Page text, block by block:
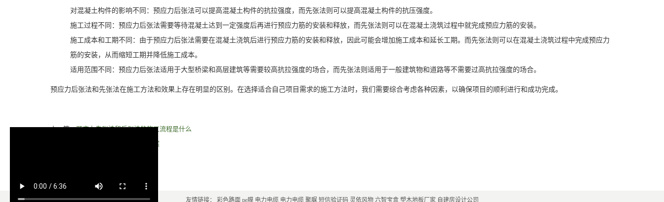
对混凝土构件的影响不同：预应力后张法可以提高混凝土构件的抗拉强度，而先张法则可以提高混凝土构件的抗压强度。
施工过程不同：预应力后张法需要等待混凝土达到一定强度后再进行预应力筋的安装和释放，而先张法则可以在混凝土浇筑过程中就完成预应力筋的安装。
施工成本和工期不同：由于预应力后张法需要在混凝土浇筑后进行预应力筋的安装和释放，因此可能会增加施工成本和延长工期。而先张法则可以在混凝土浇筑过程中完成预应力
筋的安装，从而缩短工期并降低施工成本。
适用范围不同：预应力后张法适用于大型桥梁和高层建筑等需要较高抗拉强度的场合，而先张法则适用于一般建筑物和道路等不需要过高抗拉强度的场合。
预应力后张法和先张法在施工方法和效果上存在明显的区别。在选择适合自己项目需求的施工方法时，我们需要综合考虑各种因素，以确保项目的顺利进行和成功完成。
上一篇：预应力先张法和后张法的施工流程是什么
预应力混凝土先张法施工方案
友情链接： 彩色路面 pe膜 电力电缆 电力电缆 聚脲 短信验证码 灵依风物 六智宝盒 塑木地板厂家 自建房设计公司